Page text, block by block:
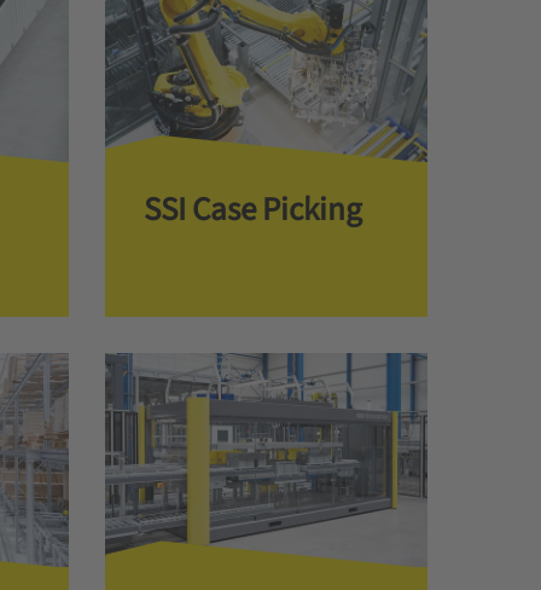
SSI Case Picking